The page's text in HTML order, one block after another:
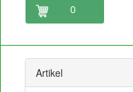
0